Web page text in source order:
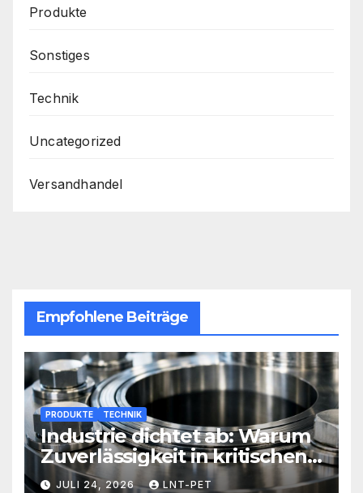
Produkte
Sonstiges
Technik
Uncategorized
Versandhandel
Empfohlene Beiträge
PRODUKTE TECHNIK
Industrie dichtet ab: Warum
Zuverlässigkeit in kritischen
Prozessen alles entscheidet
JULI 24, 2026 LNT-PET